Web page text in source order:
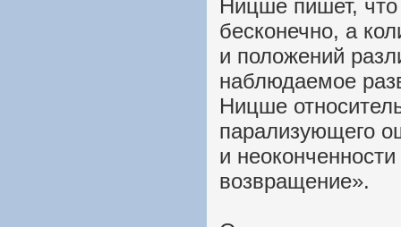
Ницше пишет, что
бесконечно, а
и положений
наблюдаемое
Ницше
парализующего
и
возвращение».